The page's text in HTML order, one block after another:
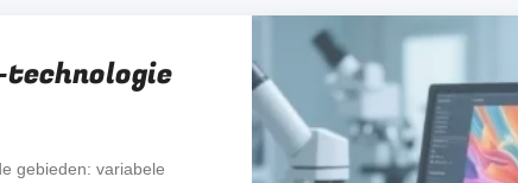
technologie
gebieden: variabele